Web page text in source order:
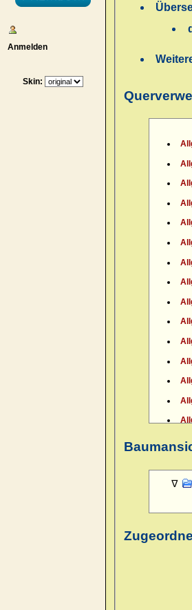
Anmelden
Skin: